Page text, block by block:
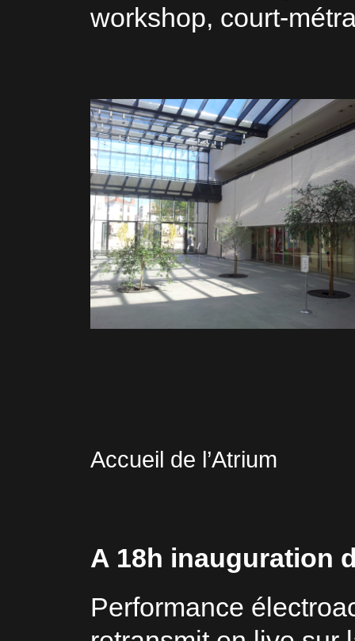
workshop, court-
Accueil de l’Atrium
A 18h inauguration
Performance